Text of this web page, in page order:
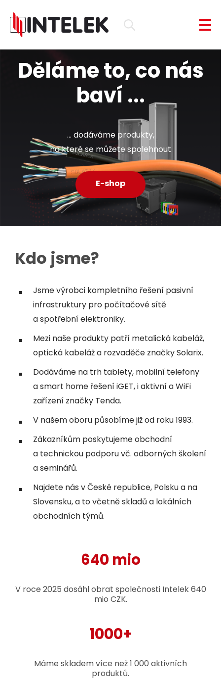
Děláme to, co nás
baví ...
... dodáváme produkty,
na které se můžete spolehnout
E-shop
Kdo jsme?
Jsme výrobci kompletního řešení pasivní
infrastruktury pro počítačové sítě
a spotřební elektroniky.
Mezi naše produkty patří metalická kabeláž,
optická kabeláž a rozvaděče značky Solarix.
Dodáváme na trh tablety, mobilní telefony
a smart home řešení iGET, i aktivní a WiFi
zařízení značky Tenda.
V našem oboru působíme již od roku 1993.
Zákazníkům poskytujeme obchodní
a technickou podporu vč. odborných školení
a seminářů.
Najdete nás v České republice, Polsku a na
Slovensku, a to včetně skladů a lokálních
obchodních týmů.
640 mio
V roce 2025 dosáhl obrat společnosti Intelek 640
mio CZK.
1000+
Máme skladem více než 1 000 aktivních
produktů.